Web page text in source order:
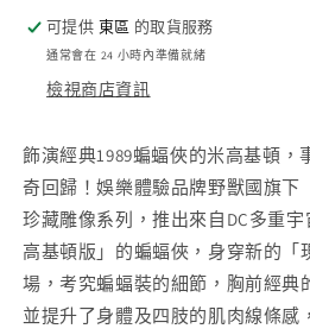
宇
宙
極
列
蝙
蝠
俠
現
代
宇
宙
列
蝙
蝠
俠
現
代
可提供 東區 的取貨服務
通常會在 24 小時內準備就緒
檢視商店資訊
飾演經典1989蝙蝠俠的米高基頓，
奇回歸！娛樂體驗品牌野獸國旗下
珍藏雕像系列，推出來自DC多重
高基頓版」的蝙蝠俠，身穿新的「
場，考究蝙蝠裝的細節，胸前經典
並提升了身體及四肢的肌肉線條感